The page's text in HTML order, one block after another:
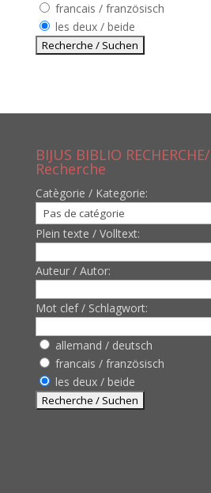
francais / französisch
les deux / beide
BIJUS BIBLIO
Recherche
Catègorie / Kategorie:
Plein texte / Volltext:
Auteur / Autor:
Mot clef / Schlagwort:
allemand / deutsch
francais / französisch
les deux / beide